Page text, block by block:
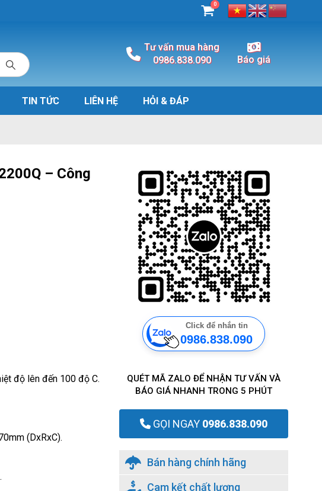
0
Tư vấn mua hàng
0986.838.090
Báo giá
TIN TỨC LIÊN HỆ HỎI & ĐÁP
– Công
độ lên đến 100 độ C.
(DxRxC).
Click để nhắn tin
0986.838.090
QUÉT MÃ ZALO ĐỂ NHẬN TƯ VẤN VÀ
BÁO GIÁ NHANH TRONG 5 PHÚT
GỌI NGAY 0986.838.090
Bán hàng chính hãng
Cam kết chất lượng